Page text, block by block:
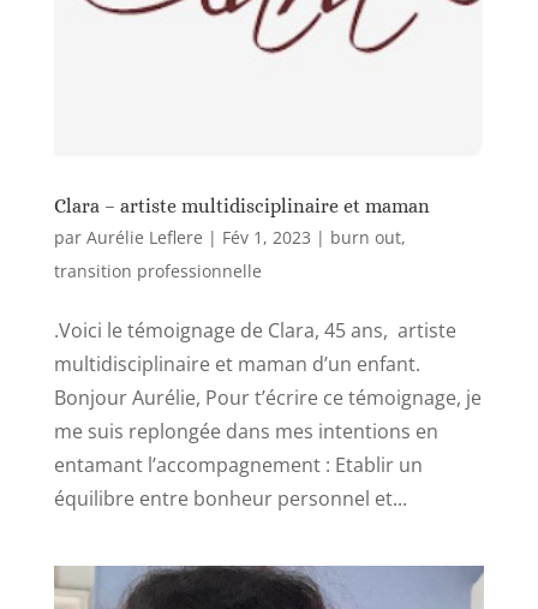
Clara – artiste multidisciplinaire et maman
par Aurélie Leflere | Fév 1, 2023 | burn out,
transition professionnelle
.Voici le témoignage de Clara, 45 ans, artiste
multidisciplinaire et maman d’un enfant.
Bonjour Aurélie, Pour t’écrire ce témoignage, je
me suis replongée dans mes intentions en
entamant l’accompagnement : Etablir un
équilibre entre bonheur personnel et...